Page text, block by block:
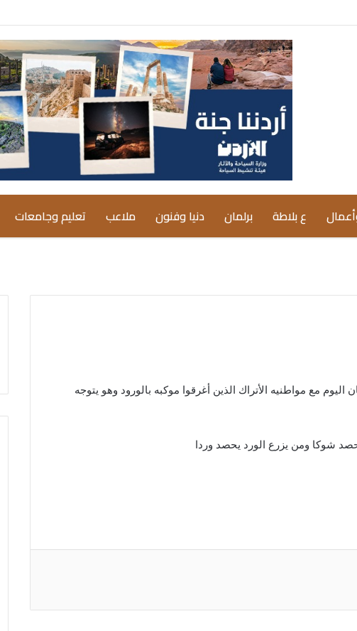
ع بلاطة برلمان دنيا وفنون ملاعب تعليم وجامعات
مع مواطنيه الأتراك الذين أغرقوا موكبه بالورود وهو يتوجه
شوكا ومن يزرع الورد يحصد وردا